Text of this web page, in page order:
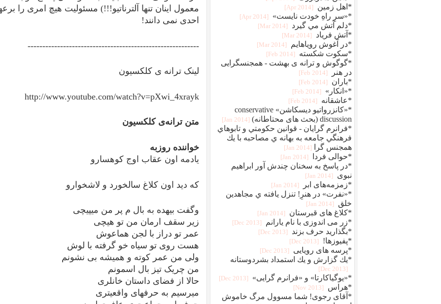
معمول اینان تنها آلترناتیو!!!) مسئولیت هیچ امری را
احدی نمی دانند!
----------------------------------------------------------
لینک ترانه ی کلکسیون
http://www.youtube.com/watch?v=pXwi_4xrayk
متن ترانه‌ی کلکسیون
خواننده روزبه
یادمه اون عقاب اوج کوهسارو
که دید اون کلاغ سالخورد و لاشخوارو
وگفت بیهده به بال م پر من میپیچی
زیر سقف ارمان من تو هیچی
عمر تو دراز با لجن هماعوش
هست روی تو سیاه خو گرفته با لوش
ولی من عمر کوته و همیشه بی نشونم
من چریک تیز بال اسمونم
حالا از فضای داستان خانلری
میرسیم به حرفهای واقعیتری
*اهل زمين [2014 Apr]
*«سرِ راهِ خودت نایست» [2014 Apr]
*دلم آتش مي گيرد [2014 Mar]
*آتش فریاد [2014 Mar]
*در آغوش روياهايم [2014 Mar]
*سکوت شکسته [2014 Feb]
*گوگوش و ترانه ی بهشت - همجنسگرایی
در هنر
[2014 Feb]
*باران [2014 Feb]
*«انکار» [2014 Feb]
*عاشقانه [2014 Feb]
*«كانزرواتيو ديسكاشن» conservative
discussion (بحث های محتاطانه)
[2014 Jan]
*فرانرم گرايان - قوانين حكومتي و تابوهاي
فرهنگي جامعه به بهانه ي مصاحبه با يك
همجنس گرا
[2014 Jan]
*حوالی فردا [2014 Jan]
*در پاسخ به سخنان چندش آور ابراهیم
نبوی
[2014 Jan]
*زمزمه‌های ابر [2014 Jan]
*«نفرت» در هنرِ! تنزل يافته ي مجاهدين
خلق
[2014 Jan]
*کلاغ های قبرستان [2014 Jan]
*زر می اندوزی با نام یارانم [2013 Dec]
*بگذارید حرف بزند [2013 Dec]
*پفيوزها! [2013 Dec]
*پرسه های رویایی [2013 Dec]
*يك گزارش و يك استمداد بشردوستانه
[2013 Dec]
*«یوگیاکارتا» و «فرانرم گرایی» [2013 Dec]
*هراس [2013 Nov]
*آقای رجوی! شما مسوول مرگ خاموش